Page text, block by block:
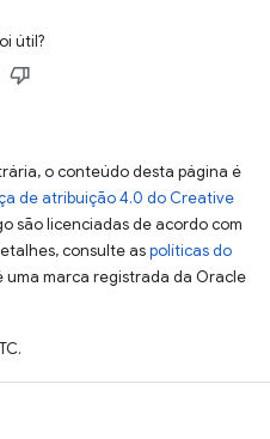
útil?
o conteúdo desta página é
de atribuição 4.0 do Creative
são licenciadas de acordo com
consulte aspolíticas do
uma marca registrada da Oracle